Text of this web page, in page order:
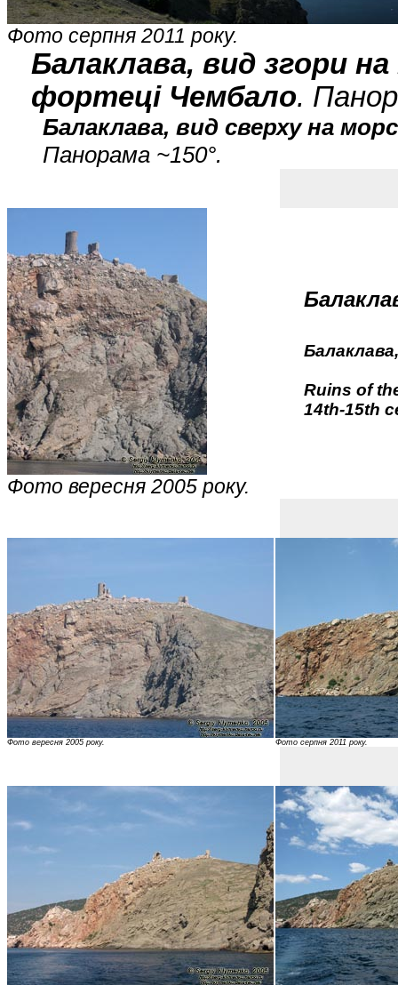
Фото серпня 2011 року.
Балаклава, вид згори
фортеці Чембало.
Балаклава, вид сверху на
Панорама ~150°.
Фото вересня 2005 року.
Ruins of
14th-15th
Фото вересня 2005 року. Фото серпня 2011 року.